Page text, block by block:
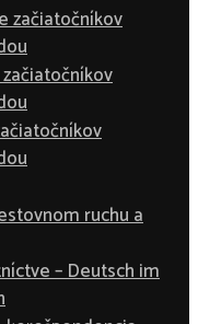
začiatočníkov
ruchu a
– Deutsch im